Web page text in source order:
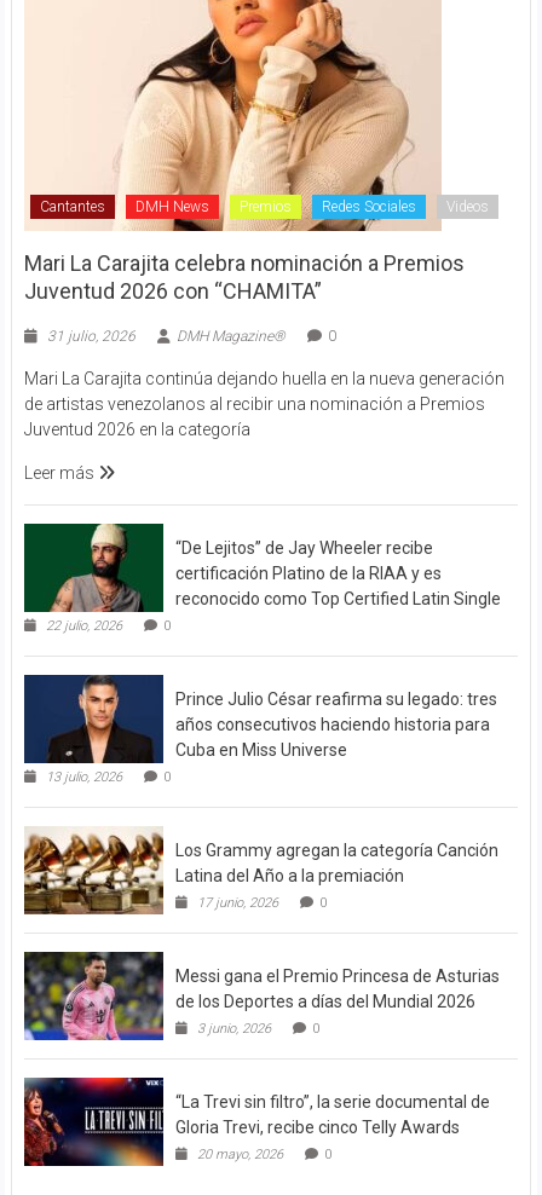
Cantantes DMH News Premios Redes Sociales Videos
Mari La Carajita celebra nominación a Premios
Juventud 2026 con “CHAMITA”
31 julio, 2026 DMH Magazine® 0
Mari La Carajita continúa dejando huella en la nueva generación
de artistas venezolanos al recibir una nominación a Premios
Juventud 2026 en la categoría
Leer más
“De Lejitos” de Jay Wheeler recibe
certificación Platino de la RIAA y es
reconocido como Top Certified Latin Single
22 julio, 2026 0
Prince Julio César reafirma su legado: tres
años consecutivos haciendo historia para
Cuba en Miss Universe
13 julio, 2026 0
Los Grammy agregan la categoría Canción
Latina del Año a la premiación
17 junio, 2026 0
Messi gana el Premio Princesa de Asturias
de los Deportes a días del Mundial 2026
3 junio, 2026 0
“La Trevi sin filtro”, la serie documental de
Gloria Trevi, recibe cinco Telly Awards
20 mayo, 2026 0